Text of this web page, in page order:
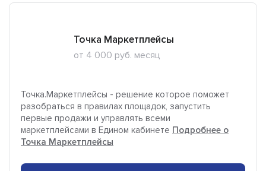
Точка Маркетплейсы
от 4 000 руб. месяц
Точка.Маркетплейсы - решение которое поможет
разобраться в правилах площадок, запустить
первые продажи и управлять всеми
маркетплейсами в Едином кабинете Подробнее о
Точка Маркетплейсы